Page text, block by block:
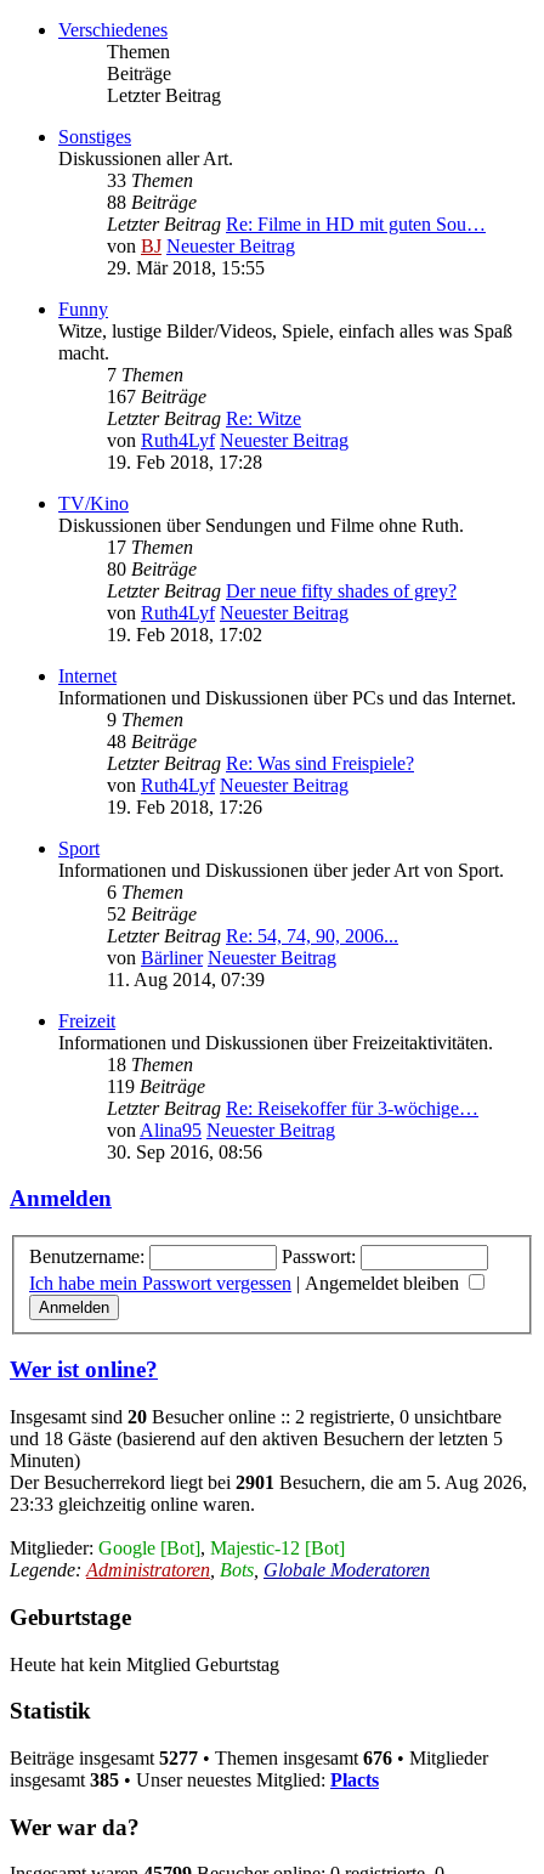
Verschiedenes
Themen
Beiträge
Letzter Beitrag
Sonstiges
Diskussionen aller Art.
33 Themen
88 Beiträge
Letzter Beitrag Re: Filme in HD mit guten Sou…
von BJ Neuester Beitrag
29. Mär 2018, 15:55
Funny
Witze, lustige Bilder/Videos, Spiele, einfach alles was Spaß
macht.
7 Themen
167 Beiträge
Letzter Beitrag Re: Witze
von Ruth4Lyf Neuester Beitrag
19. Feb 2018, 17:28
TV/Kino
Diskussionen über Sendungen und Filme ohne Ruth.
17 Themen
80 Beiträge
Letzter Beitrag Der neue fifty shades of grey?
von Ruth4Lyf Neuester Beitrag
19. Feb 2018, 17:02
Internet
Informationen und Diskussionen über PCs und das Internet.
9 Themen
48 Beiträge
Letzter Beitrag Re: Was sind Freispiele?
von Ruth4Lyf Neuester Beitrag
19. Feb 2018, 17:26
Sport
Informationen und Diskussionen über jeder Art von Sport.
6 Themen
52 Beiträge
Letzter Beitrag Re: 54, 74, 90, 2006...
von Bärliner Neuester Beitrag
11. Aug 2014, 07:39
Freizeit
Informationen und Diskussionen über Freizeitaktivitäten.
18 Themen
119 Beiträge
Letzter Beitrag Re: Reisekoffer für 3-wöchige…
von Alina95 Neuester Beitrag
30. Sep 2016, 08:56
Anmelden
Benutzername:
Passwort:
Ich habe mein Passwort vergessen | Angemeldet bleiben
Wer ist online?
Insgesamt sind 20 Besucher online :: 2 registrierte, 0 unsichtbare
und 18 Gäste (basierend auf den aktiven Besuchern der letzten 5
Minuten)
Der Besucherrekord liegt bei 2901 Besuchern, die am 5. Aug 2026,
23:33 gleichzeitig online waren.
Mitglieder: Google [Bot], Majestic-12 [Bot]
Legende: Administratoren Bots Globale Moderatoren
Geburtstage
Heute hat kein Mitglied Geburtstag
Statistik
Beiträge insgesamt 5277 • Themen insgesamt 676 • Mitglieder
insgesamt 385 • Unser neuestes Mitglied: Placts
Wer war da?